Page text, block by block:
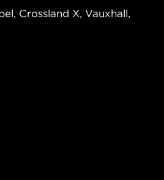
Crossland X, Vauxhall,